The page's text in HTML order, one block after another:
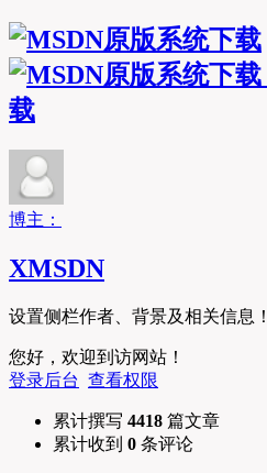
载
博主：
XMSDN
设置侧栏作者、背景及相关信息！
您好，欢迎到访网站！
登录后台 查看权限
累计撰写 4418 篇文章
累计收到 0 条评论